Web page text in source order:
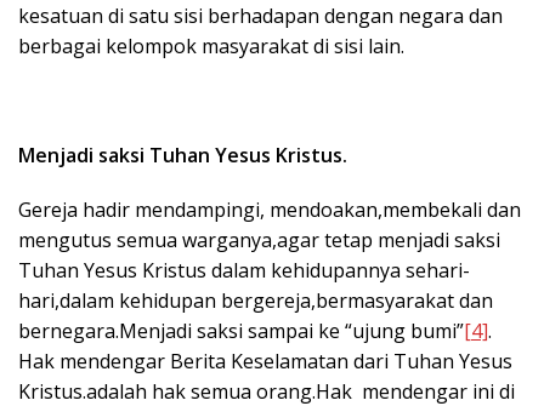
kesatuan di satu sisi berhadapan dengan negara dan
berbagai kelompok masyarakat di sisi lain.
Menjadi saksi Tuhan Yesus Kristus.
Gereja hadir mendampingi, mendoakan,membekali dan
mengutus semua warganya,agar tetap menjadi saksi
Tuhan Yesus Kristus dalam kehidupannya sehari-
hari,dalam kehidupan bergereja,bermasyarakat dan
bernegara.Menjadi saksi sampai ke “ujung bumi”[4].
Hak mendengar Berita Keselamatan dari Tuhan Yesus
Kristus.adalah hak semua orang.Hak mendengar ini di